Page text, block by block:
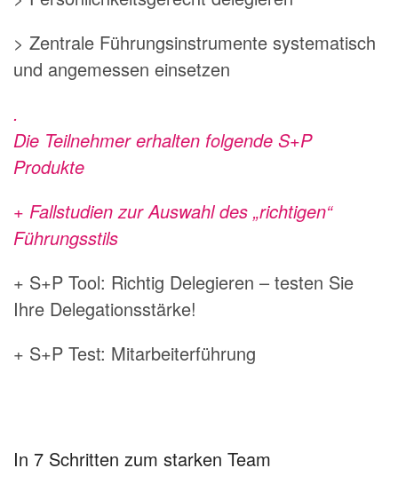
> Zentrale Führungsinstrumente systematisch
und angemessen einsetzen
.
Die Teilnehmer erhalten folgende S+P
Produkte
+ Fallstudien zur Auswahl des „richtigen“
Führungsstils
+ S+P Tool: Richtig Delegieren – testen Sie
Ihre Delegationsstärke!
+ S+P Test: Mitarbeiterführung
In 7 Schritten zum starken Team